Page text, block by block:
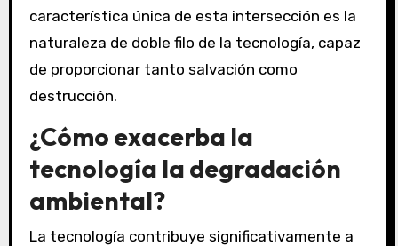
característica única de esta intersección es la
naturaleza de doble filo de la tecnología, capaz
de proporcionar tanto salvación como
destrucción.
¿Cómo exacerba la
tecnología la degradación
ambiental?
La tecnología contribuye significativamente a